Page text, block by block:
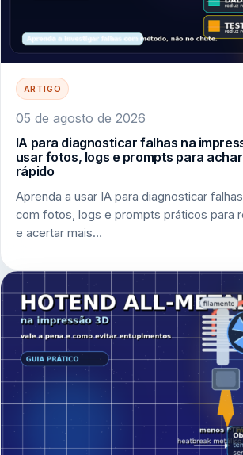
ARTIGO
05 de agosto de 2026
IA para diagnosticar falhas na
usar fotos, logs e prompts para
rápido
Aprenda a usar IA para diagnosticar
com fotos, logs e prompts práticos para
e acertar mais…